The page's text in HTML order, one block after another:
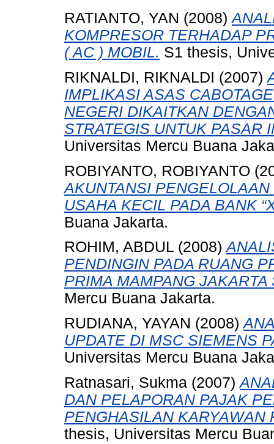
RATIANTO, YAN (2008)
KOMPRESOR TERHADAP
( AC ) MOBIL. S1 thesis,
RIKNALDI, RIKNALDI (2007)
IMPLIKASI ASAS
NEGERI DIKAITKAN
STRATEGIS UNTUK PASAR
Universitas Mercu Buana
ROBIYANTO, ROBIYANTO
AKUNTANSI
USAHA KECIL PADA BANK
Buana Jakarta.
ROHIM, ABDUL (2008)
PENDINGIN PADA RUANG
PRIMA MAMPANG JAKARTA
Mercu Buana Jakarta.
RUDIANA, YAYAN (2008)
UPDATE DI MSC SIEMENS
Universitas Mercu Buana
Ratnasari, Sukma (2007)
DAN PELAPORAN PAJAK
PENGHASILAN KARYAWAN
thesis, Universitas Mercu